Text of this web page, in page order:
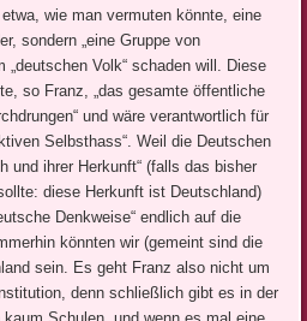
wie man vermuten könnte, eine
sondern „eine Gruppe von
„deutschen Volk“ schaden will. Diese
so Franz, „das gesamte öffentliche
und wäre verantwortlich für
Selbsthass“. Weil die Deutschen
und ihrer Herkunft“ (falls das bisher
diese Herkunft ist Deutschland)
Denkweise“ endlich auf die
könnten wir (gemeint sind die
sein. Es geht Franz also nicht um
denn schließlich gibt es in der